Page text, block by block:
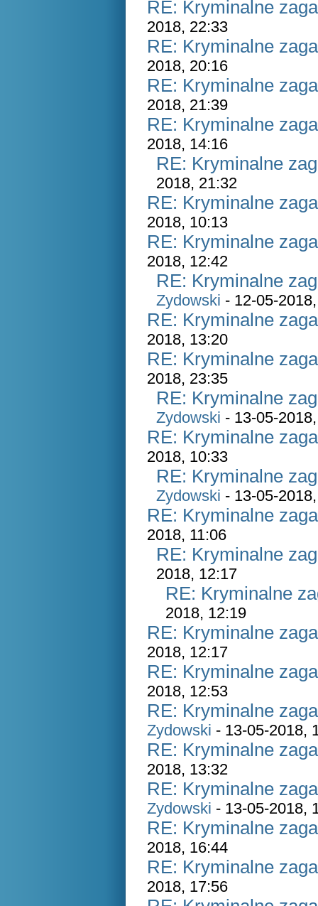
RE: Kryminalne
2018, 22:33
RE: Kryminalne
2018, 20:16
RE: Kryminalne
2018, 21:39
RE: Kryminalne
2018, 14:16
RE: Kryminalne
2018, 21:32
RE: Kryminalne
2018, 10:13
RE: Kryminalne
2018, 12:42
RE: Kryminalne
Zydowski - 12-05-
RE: Kryminalne
2018, 13:20
RE: Kryminalne
2018, 23:35
RE: Kryminalne
Zydowski - 13-05-
RE: Kryminalne
2018, 10:33
RE: Kryminalne
Zydowski - 13-05-
RE: Kryminalne
2018, 11:06
RE: Kryminalne
2018, 12:17
RE: Kryminalne
2018, 12:19
RE: Kryminalne
2018, 12:17
RE: Kryminalne
2018, 12:53
RE: Kryminalne
Zydowski - 13-05-2018,
RE: Kryminalne
2018, 13:32
RE: Kryminalne
Zydowski - 13-05-2018,
RE: Kryminalne
2018, 16:44
RE: Kryminalne
2018, 17:56